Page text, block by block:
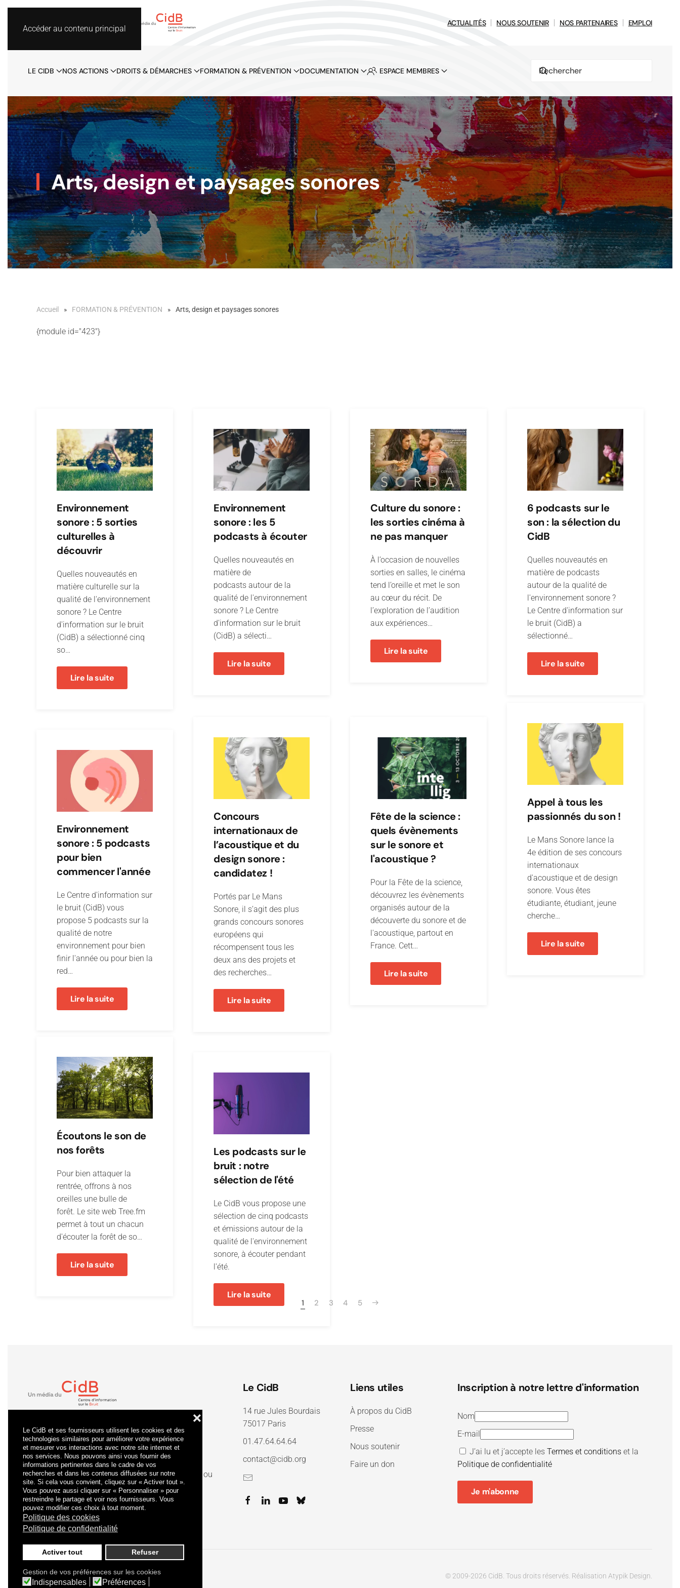
Le CidB et ses fournisseurs utilisent les cookies et des
technologies similaires pour améliorer votre expérience
et mesurer vos interactions avec notre site internet et
nos services. Nous pouvons ainsi vous fournir des
informations pertinentes dans le cadre de vos
recherches et dans les contenus diffusées sur notre
site. Si cela vous convient, cliquez sur « Activer tout ».
Vous pouvez aussi cliquer sur « Personnaliser » pour
restreindre le partage et voir nos fournisseurs. Vous
pouvez modifier ces choix à tout moment.
Politique des cookies
Politique de confidentialité
Activer tout Refuser
❌
Gestion de vos préférences sur les cookies
Indispensables Préférences
Accéder au contenu principal
ACTUALITÉS NOUS SOUTENIR NOS PARTENAIRES EMPLOI
LE CIDB NOS ACTIONS DROITS & DÉMARCHES FORMATION & PRÉVENTION DOCUMENTATION ESPACE MEMBRES
Arts, design et paysages sonores
Accueil FORMATION & PRÉVENTION Arts, design et paysages sonores
{module id="423"}
Environnement
sonore : 5 sorties
culturelles à
découvrir
Quelles nouveautés en
matière culturelle sur la
qualité de l'environnement
sonore ? Le Centre
d'information sur le bruit
(CidB) a sélectionné cinq
so…
Lire la suite
Environnement
sonore : les 5
podcasts à écouter
Quelles nouveautés en
matière de
podcasts autour de la
qualité de l'environnement
sonore ? Le Centre
d'information sur le bruit
(CidB) a sélecti…
Lire la suite
Culture du sonore :
les sorties cinéma à
ne pas manquer
À l’occasion de nouvelles
sorties en salles, le cinéma
tend l’oreille et met le son
au cœur du récit. De
l’exploration de l’audition
aux expériences…
Lire la suite
6 podcasts sur le
son : la sélection du
CidB
Quelles nouveautés en
matière de podcasts
autour de la qualité de
l'environnement sonore ?
Le Centre d'information sur
le bruit (CidB) a
sélectionné…
Lire la suite
Environnement
sonore : 5 podcasts
pour bien
commencer l'année
Le Centre d'information sur
le bruit (CidB) vous
propose 5 podcasts sur la
qualité de notre
environnement pour bien
finir l'année ou pour bien la
red…
Lire la suite
Concours
internationaux de
l’acoustique et du
design sonore :
candidatez !
Portés par Le Mans
Sonore, il s’agit des plus
grands concours sonores
européens qui
récompensent tous les
deux ans des projets et
des recherches…
Lire la suite
Fête de la science :
quels évènements
sur le sonore et
l'acoustique ?
Pour la Fête de la science,
découvrez les évènements
organisés autour de la
découverte du sonore et de
l'acoustique, partout en
France. Cett…
Lire la suite
Appel à tous les
passionnés du son !
Le Mans Sonore lance la
4e édition de ses concours
internationaux
d'acoustique et de design
sonore. Vous êtes
étudiante, étudiant, jeune
cherche…
Lire la suite
Écoutons le son de
nos forêts
Pour bien attaquer la
rentrée, offrons à nos
oreilles une bulle de
forêt. Le site web Tree.fm
permet à tout un chacun
d'écouter la forêt de so…
Lire la suite
Les podcasts sur le
bruit : notre
sélection de l'été
Le CidB vous propose une
sélection de cinq podcasts
et émissions autour de la
qualité de l'environnement
sonore, à écouter pendant
l'été.
Lire la suite
1 2 3 4 5
Lacertification qualité a été délivrée au titre de la ou
des catégories d'actions suivantes : actions de
formation.
Le CidB
14 rue Jules Bourdais
75017 Paris
01.47.64.64.64
contact@cidb.org
Liens utiles
À propos du CidB
Presse
Nous soutenir
Faire un don
Inscription à notre lettre d'information
Nom
E-mail
J’ai lu et j’accepte lesTermes et conditions et la
Politique de confidentialité
Je m'abonne
Politique de confidentialité Mentions légales © 2009-2026 CidB. Tous droits réservés. Réalisation Atypik Design